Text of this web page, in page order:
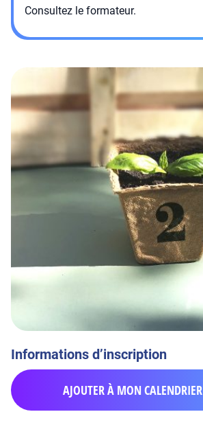
Consultez le formateur.
Informations d’inscription
AJOUTER À MON CALENDRIER